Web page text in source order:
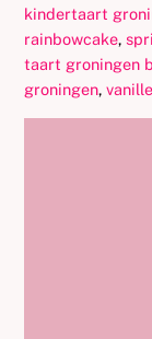
kindertaart
rainbowcake,
taart groningen
groningen,